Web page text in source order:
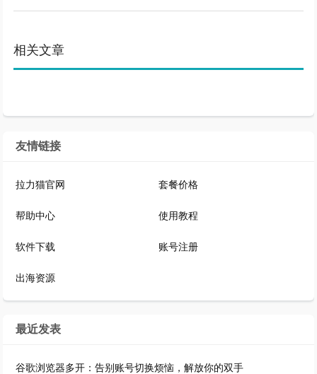
相关文章
友情链接
拉力猫官网 套餐价格
帮助中心 使用教程
软件下载 账号注册
出海资源
最近发表
谷歌浏览器多开：告别账号切换烦恼，解放你的双手